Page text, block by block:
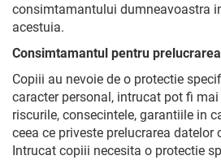
consimtamantului dumneavoastra
acestuia.
Consimtamantul pentru
Copiii au nevoie de o protectie
caracter personal, intrucat pot fi
riscurile, consecintele, garantiile in
ceea ce priveste prelucrarea datelor
Intrucat copiii necesita o protectie